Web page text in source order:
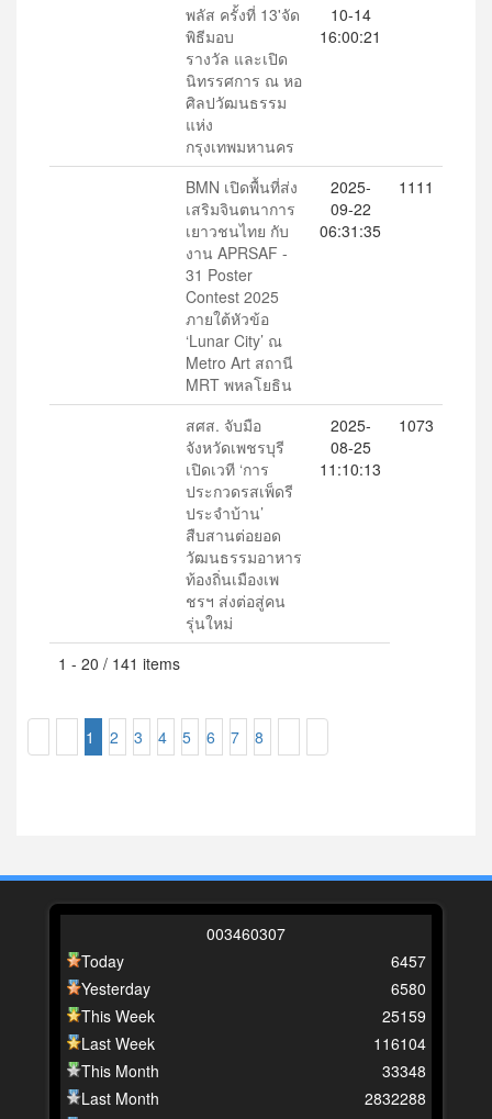
พลัส ครั้งที่ 13'จัด
พิธีมอบ
รางวัล และเปิด
นิทรรศการ ณ หอ
ศิลปวัฒนธรรม
แห่ง
กรุงเทพมหานคร
10-14
16:00:21
BMN เปิดพื้นที่ส่ง
เสริมจินตนาการ
เยาวชนไทย กับ
งาน APRSAF -
31 Poster
Contest 2025
ภายใต้หัวข้อ
‘Lunar City’ ณ
Metro Art สถานี
MRT พหลโยธิน
2025-
09-22
06:31:35
1111
สศส. จับมือ
จังหวัดเพชรบุรี
เปิดเวที ‘การ
ประกวดรสเพ็ดรี
ประจำบ้าน’
สืบสานต่อยอด
วัฒนธรรมอาหาร
ท้องถิ่นเมืองเพ
ชรฯ ส่งต่อสู่คน
รุ่นใหม่
2025-
08-25
11:10:13
1073
1 - 20 / 141 items
1 2 3 4 5 6 7 8
003460307
Today
Yesterday
This Week
Last Week
This Month
Last Month
6457
6580
25159
116104
33348
2832288